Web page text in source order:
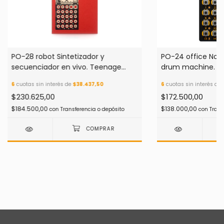
PO-28 robot Sintetizador y
secuenciador en vivo. Teenage
6 cuotas sin interés de$38.437,50
$230.625,00
$184.500,00con Transferencia o depósito
PO-24 office
drum machine.
6 cuotas sin interés de
$172.500,00
$138.000,00 con